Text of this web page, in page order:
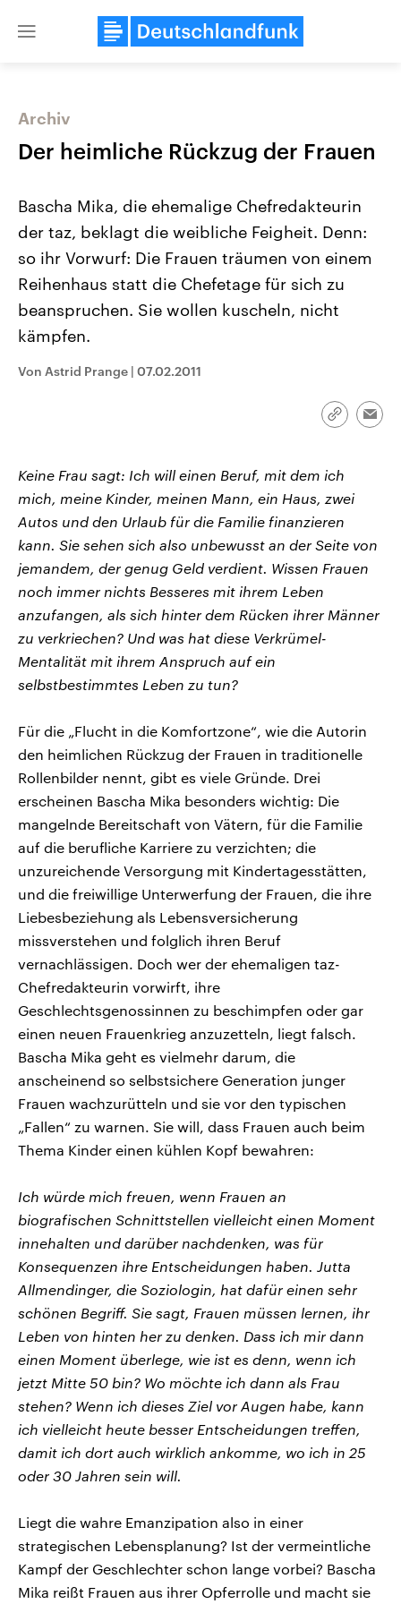
Close
Landtagswahl Sachsen-Anhalt
2026
Alle Informationen
September 2026 einen neuen
Landtag. Seit 2021 wird das
und Kandidaten der anstehenden
Wahl.
USA
mit großem Einfluss auf
aktuelle Weltgeschehen.
Audio-Archiv
Archiv
Der heimliche Rückzug der Frauen
Bascha Mika, die ehemalige Chefredakteurin
der taz, beklagt die weibliche Feigheit. Denn:
so ihr Vorwurf: Die Frauen träumen von einem
Reihenhaus statt die Chefetage für sich zu
beanspruchen. Sie wollen kuscheln, nicht
kämpfen.
Von Astrid Prange | 07.02.2011
Link
Keine Frau sagt: Ich will einen Beruf, mit dem ich
mich, meine Kinder, meinen Mann, ein Haus, zwei
Autos und den Urlaub für die Familie finanzieren
kann. Sie sehen sich also unbewusst an der Seite von
jemandem, der genug Geld verdient. Wissen Frauen
noch immer nichts Besseres mit ihrem Leben
anzufangen, als sich hinter dem Rücken ihrer Männer
zu verkriechen? Und was hat diese Verkrümel-
Mentalität mit ihrem Anspruch auf ein
selbstbestimmtes Leben zu tun?
Für die „Flucht in die Komfortzone“, wie die Autorin
den heimlichen Rückzug der Frauen in traditionelle
Rollenbilder nennt, gibt es viele Gründe. Drei
erscheinen Bascha Mika besonders wichtig: Die
mangelnde Bereitschaft von Vätern, für die Familie
auf die berufliche Karriere zu verzichten; die
unzureichende Versorgung mit Kindertagesstätten,
und die freiwillige Unterwerfung der Frauen, die ihre
Liebesbeziehung als Lebensversicherung
missverstehen und folglich ihren Beruf
vernachlässigen. Doch wer der ehemaligen taz-
Chefredakteurin vorwirft, ihre
Geschlechtsgenossinnen zu beschimpfen oder gar
einen neuen Frauenkrieg anzuzetteln, liegt falsch.
Bascha Mika geht es vielmehr darum, die
anscheinend so selbstsichere Generation junger
Frauen wachzurütteln und sie vor den typischen
„Fallen“ zu warnen. Sie will, dass Frauen auch beim
Thema Kinder einen kühlen Kopf bewahren:
Ich würde mich freuen, wenn Frauen an
biografischen Schnittstellen vielleicht einen Moment
innehalten und darüber nachdenken, was für
Konsequenzen ihre Entscheidungen haben. Jutta
Allmendinger, die Soziologin, hat dafür einen sehr
schönen Begriff. Sie sagt, Frauen müssen lernen, ihr
Leben von hinten her zu denken. Dass ich mir dann
einen Moment überlege, wie ist es denn, wenn ich
jetzt Mitte 50 bin? Wo möchte ich dann als Frau
stehen? Wenn ich dieses Ziel vor Augen habe, kann
ich vielleicht heute besser Entscheidungen treffen,
damit ich dort auch wirklich ankomme, wo ich in 25
oder 30 Jahren sein will.
Liegt die wahre Emanzipation also in einer
strategischen Lebensplanung? Ist der vermeintliche
Kampf der Geschlechter schon lange vorbei? Bascha
Mika reißt Frauen aus ihrer Opferrolle und macht sie